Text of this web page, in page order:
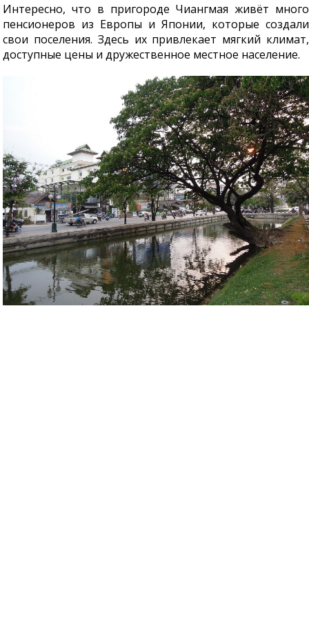
Интересно, что в пригороде Чиангмая живёт много
пенсионеров из Европы и Японии, которые создали
свои поселения. Здесь их привлекает мягкий климат,
доступные цены и дружественное местное население.